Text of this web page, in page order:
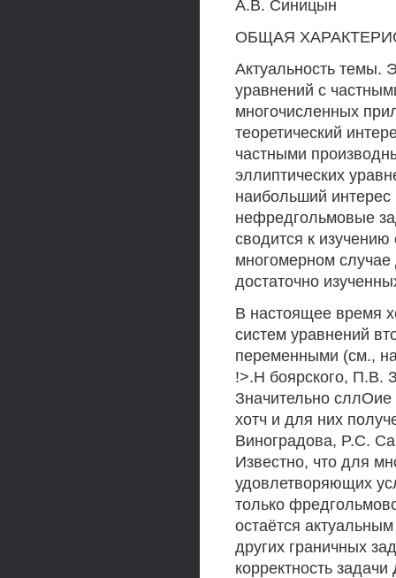
А.В. Синицын
ОБЩАЯ
Актуальность темы.
уравнений с
многочисленных
теоретический
частными
эллиптических
наибольший
нефредгольмовые
сводится к
многомерном случае
достаточно
В настоящее время
систем уравнений
переменными (см.,
!>.Н боярского, П.В.
Значительно
хотч и для них
Виноградова, P.C.
Известно, что для
удовлетворяющих
только
остаётся
других граничных
корректность